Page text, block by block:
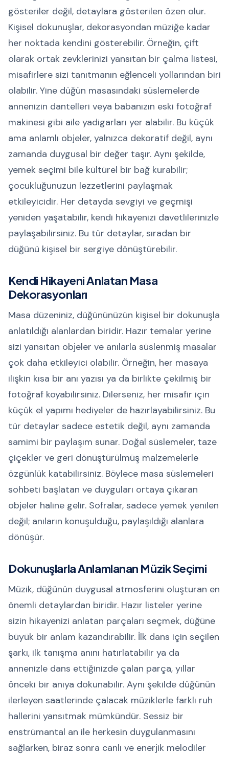
gösteriler değil, detaylara gösterilen özen olur.
Kişisel dokunuşlar, dekorasyondan müziğe kadar
her noktada kendini gösterebilir. Örneğin, çift
olarak ortak zevklerinizi yansıtan bir çalma listesi,
misafirlere sizi tanıtmanın eğlenceli yollarından biri
olabilir. Yine düğün masasındaki süslemelerde
annenizin dantelleri veya babanızın eski fotoğraf
makinesi gibi aile yadigarları yer alabilir. Bu küçük
ama anlamlı objeler, yalnızca dekoratif değil, aynı
zamanda duygusal bir değer taşır. Aynı şekilde,
yemek seçimi bile kültürel bir bağ kurabilir;
çocukluğunuzun lezzetlerini paylaşmak
etkileyicidir. Her detayda sevgiyi ve geçmişi
yeniden yaşatabilir, kendi hikayenizi davetlilerinizle
paylaşabilirsiniz. Bu tür detaylar, sıradan bir
düğünü kişisel bir sergiye dönüştürebilir.
Kendi Hikayeni Anlatan Masa
Dekorasyonları
Masa düzeniniz, düğününüzün kişisel bir dokunuşla
anlatıldığı alanlardan biridir. Hazır temalar yerine
sizi yansıtan objeler ve anılarla süslenmiş masalar
çok daha etkileyici olabilir. Örneğin, her masaya
ilişkin kısa bir anı yazısı ya da birlikte çekilmiş bir
fotoğraf koyabilirsiniz. Dilerseniz, her misafir için
küçük el yapımı hediyeler de hazırlayabilirsiniz. Bu
tür detaylar sadece estetik değil, aynı zamanda
samimi bir paylaşım sunar. Doğal süslemeler, taze
çiçekler ve geri dönüştürülmüş malzemelerle
özgünlük katabilirsiniz. Böylece masa süslemeleri
sohbeti başlatan ve duyguları ortaya çıkaran
objeler haline gelir. Sofralar, sadece yemek yenilen
değil; anıların konuşulduğu, paylaşıldığı alanlara
dönüşür.
Dokunuşlarla Anlamlanan Müzik Seçimi
Müzik, düğünün duygusal atmosferini oluşturan en
önemli detaylardan biridir. Hazır listeler yerine
sizin hikayenizi anlatan parçaları seçmek, düğüne
büyük bir anlam kazandırabilir. İlk dans için seçilen
şarkı, ilk tanışma anını hatırlatabilir ya da
annenizle dans ettiğinizde çalan parça, yıllar
önceki bir anıya dokunabilir. Aynı şekilde düğünün
ilerleyen saatlerinde çalacak müziklerle farklı ruh
hallerini yansıtmak mümkündür. Sessiz bir
enstrümantal an ile herkesin duygulanmasını
sağlarken, biraz sonra canlı ve enerjik melodiler